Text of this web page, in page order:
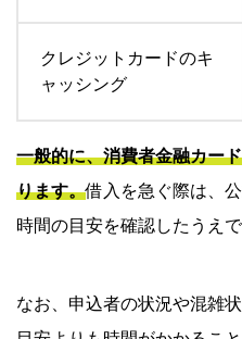
クレジットカードのキ
ャッシング
一般的に、消費者金融カー
ります。借入を急ぐ際は、
時間の目安を確認したうえ
なお、申込者の状況や混雑